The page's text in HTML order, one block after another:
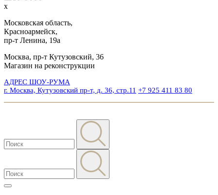
x
Московская область,
Красноармейск,
пр-т Ленина, 19а
Москва, пр-т Кутузовский, 36
Магазин на реконструкции
АДРЕС ШОУ-РУМА
г. Москва, Кутузовский пр-т, д. 36, стр.11 +7 925 411 83 80